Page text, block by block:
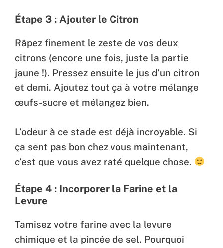
Étape 3 : Ajouter le Citron
Râpez finement le zeste de vos deux
citrons (encore une fois, juste la partie
jaune !). Pressez ensuite le jus d’un citron
et demi. Ajoutez tout ça à votre mélange
œufs-sucre et mélangez bien.
L’odeur à ce stade est déjà incroyable. Si
ça sent pas bon chez vous maintenant,
c’est que vous avez raté quelque chose.
Étape 4 : Incorporer la Farine et la
Levure
Tamisez votre farine avec la levure
chimique et la pincée de sel. Pourquoi